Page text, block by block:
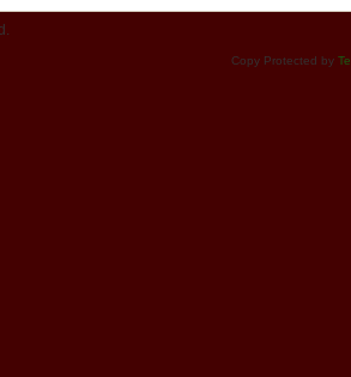
Copy Protected by